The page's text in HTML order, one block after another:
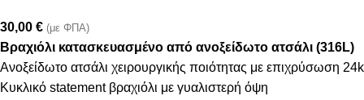
30,00 € (με ΦΠΑ)
Βραχιόλι κατασκευασμένο από ανοξείδωτο ατσάλι (316L)
Ανοξείδωτο ατσάλι χειρουργικής ποιότητας με επιχρύσωση 24k
Κυκλικό statement βραχιόλι με γυαλιστερή όψη